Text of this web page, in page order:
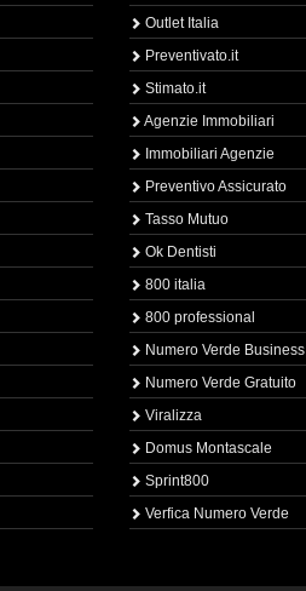
Outlet Italia
Preventivato.it
Stimato.it
Agenzie Immobiliari
Immobiliari Agenzie
Preventivo Assicurato
Tasso Mutuo
Ok Dentisti
800 italia
800 professional
Numero Verde Business
Numero Verde Gratuito
Viralizza
Domus Montascale
Sprint800
Verfica Numero Verde